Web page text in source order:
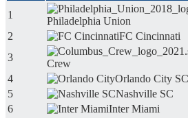
1
Philadelphia Union
2
FC Cincinnati
3
Crew
4
Orlando City SC
5
Nashville SC
6
Inter Miami